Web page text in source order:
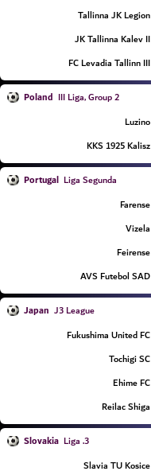
Tallinna JK Legion
JK Tallinna Kalev II
FC Levadia Tallinn III
Poland III Liga, Group 2
Luzino
KKS 1925 Kalisz
Portugal Liga Segunda
Farense
Vizela
Feirense
AVS Futebol SAD
Japan J3 League
Fukushima United FC
Tochigi SC
Ehime FC
Reilac Shiga
Slovakia
3. Liga
Slavia TU Kosice